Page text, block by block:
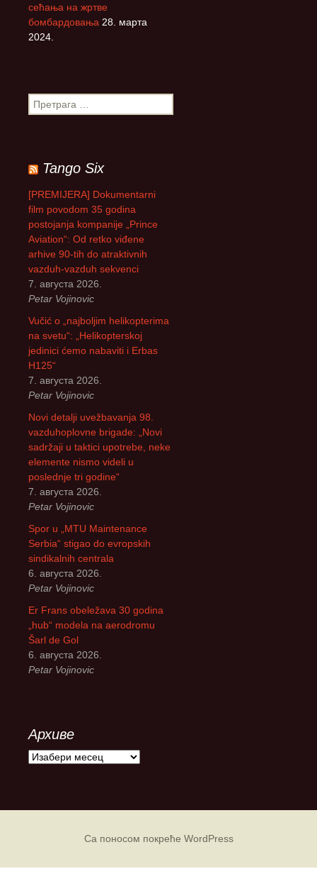
сећања на жртве
бомбардовања 28. марта
2024.
П
р
а
г
а
з
а
:
Tango Six
[PREMIJERA] Dokumentarni
film povodom 35 godina
postojanja kompanije „Prince
Aviation“: Od retko viđene
arhive 90-tih do atraktivnih
vazduh-vazduh sekvenci
7. августа 2026.
Petar Vojinovic
Vučić o „najboljim helikopterima
na svetu“: „Helikopterskoj
jedinici ćemo nabaviti i Erbas
H125“
7. августа 2026.
Petar Vojinovic
Novi detalji uvežbavanja 98.
vazduhoplovne brigade: „Novi
sadržaji u taktici upotrebe, neke
elemente nismo videli u
poslednje tri godine“
7. августа 2026.
Petar Vojinovic
Spor u „MTU Maintenance
Serbia“ stigao do evropskih
sindikalnih centrala
6. августа 2026.
Petar Vojinovic
Er Frans obeležava 30 godina
„hub“ modela na aerodromu
Šarl de Gol
6. августа 2026.
Petar Vojinovic
Архиве
А
Са поносом покреће WordPress